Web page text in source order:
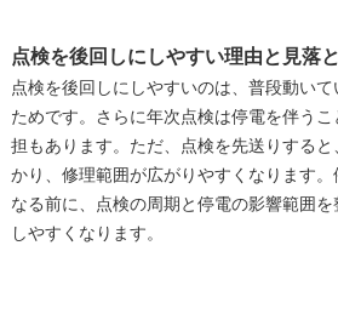
点検を後回しにしやすい理由と見落
点検を後回しにしやすいのは、普段動い
ためです。さらに年次点検は停電を伴う
担もあります。ただ、点検を先送りする
かり、修理範囲が広がりやすくなります
なる前に、点検の周期と停電の影響範囲
しやすくなります。